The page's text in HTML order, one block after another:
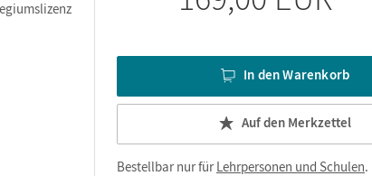
In den Warenkorb
Auf den Merkzettel
Bestellbar nur fürLehrpersonen und Schulen.